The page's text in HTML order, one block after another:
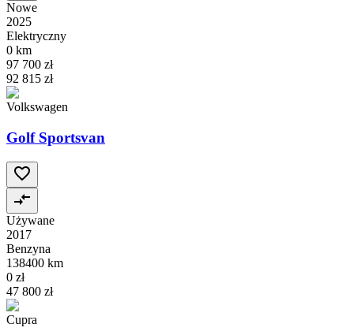
Nowe
2025
Elektryczny
0 km
97 700 zł
92 815 zł
Volkswagen
Golf Sportsvan
Używane
2017
Benzyna
138400 km
0 zł
47 800 zł
Cupra